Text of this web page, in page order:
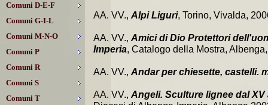
Comuni D-E-F
Comuni G-I-L
Comuni M-N-O
Comuni P
Comuni R
Comuni S
Comuni T
AA. VV., Alpi Liguri, Torino, Vivalda,
AA. VV., Amici di Dio Protettori
Imperia, Catalogo della Mostra,
AA. VV., Andar per chiesette, castelli.
AA. VV., Angeli. Sculture lignee dal